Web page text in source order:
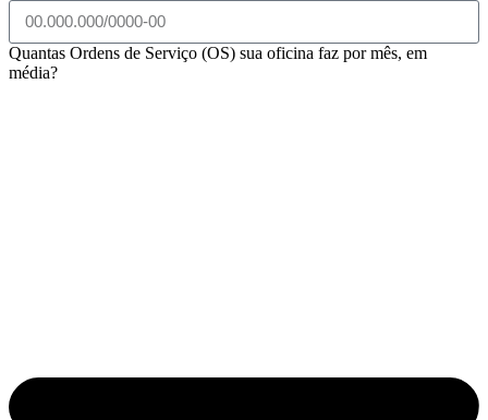
Quantas Ordens de Serviço (OS) sua oficina faz por mês, em
média?